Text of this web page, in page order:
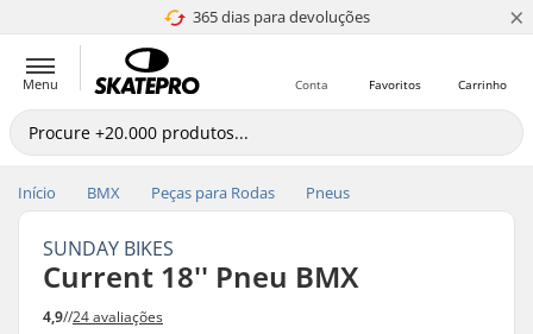
365 dias para devoluções
4.8 de 5 ×
Menu Carrinho
Favoritos
Conta
Início BMX Peças para Rodas Pneus
SUNDAY BIKES
Current 18'' Pneu BMX
4,9//24 avaliações